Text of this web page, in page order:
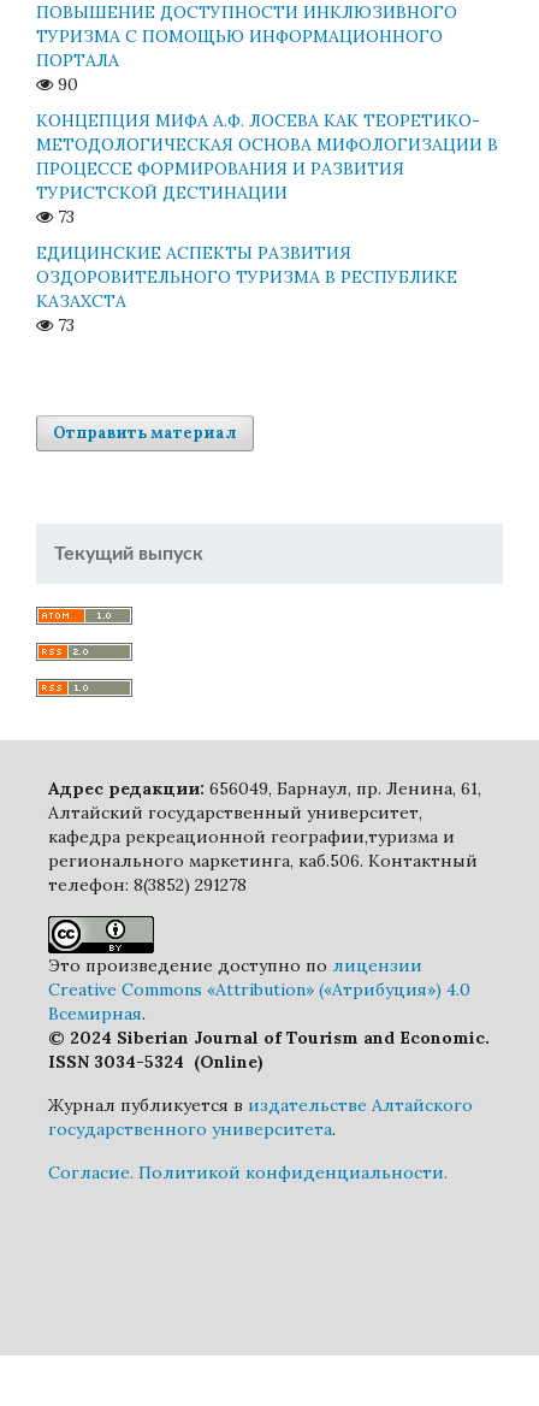
ПОВЫШЕНИЕ ДОСТУПНОСТИ ИНКЛЮЗИВНОГО
ТУРИЗМА С ПОМОЩЬЮ ИНФОРМАЦИОННОГО
ПОРТАЛА
90
КОНЦЕПЦИЯ МИФА А.Ф. ЛОСЕВА КАК ТЕОРЕТИКО-
МЕТОДОЛОГИЧЕСКАЯ ОСНОВА МИФОЛОГИЗАЦИИ В
ПРОЦЕССЕ ФОРМИРОВАНИЯ И РАЗВИТИЯ
ТУРИСТСКОЙ ДЕСТИНАЦИИ
73
ЕДИЦИНСКИЕ АСПЕКТЫ РАЗВИТИЯ
ОЗДОРОВИТЕЛЬНОГО ТУРИЗМА В РЕСПУБЛИКЕ
КАЗАХСТА
73
Отправить материал
Текущий выпуск
Адрес редакции: 656049, Барнаул, пр. Ленина, 61,
Алтайский государственный университет,
кафедра рекреационной географии,туризма и
регионального маркетинга, каб.506. Контактный
телефон: 8(3852) 291278
Это произведение доступно по лицензии
Creative Commons «Attribution» («Атрибуция») 4.0
Всемирная.
© 2024 Siberian Journal of Tourism and Economic.
ISSN 3034-5324 (Online)
Журнал публикуется в издательстве Алтайского
государственного университета.
Cогласие. Политикой конфиденциальности.